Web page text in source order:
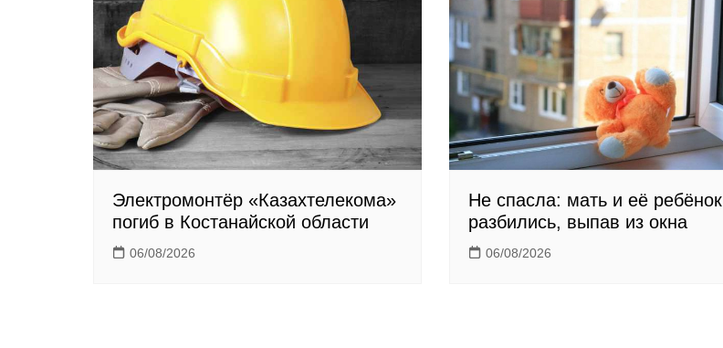
n
i
k
i
Электромонтёр «Казахтелекома»
погиб в Костанайской области
06/08/2026
Не спасла: мать и её ребёнок
разбились, выпав из окна
06/08/2026